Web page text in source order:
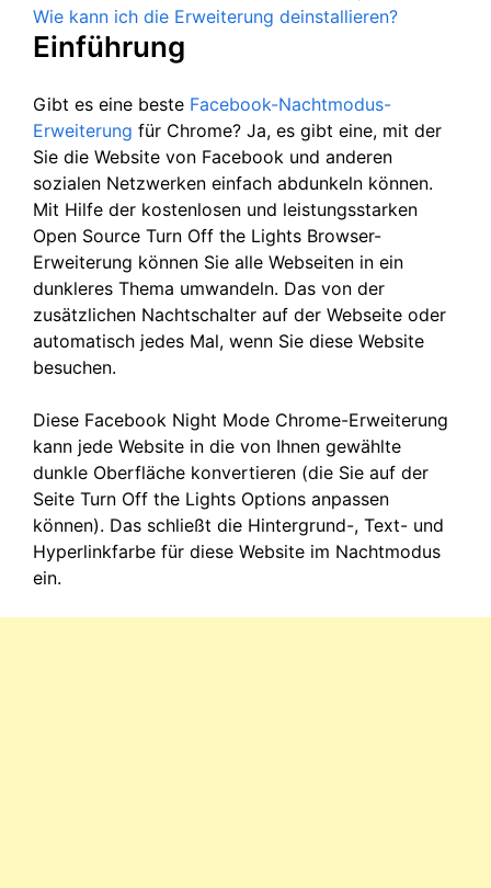
Wie kann ich die Erweiterung deinstallieren?
Einführung
Gibt es eine beste Facebook-Nachtmodus-
Erweiterung für Chrome? Ja, es gibt eine, mit der
Sie die Website von Facebook und anderen
sozialen Netzwerken einfach abdunkeln können.
Mit Hilfe der kostenlosen und leistungsstarken
Open Source Turn Off the Lights Browser-
Erweiterung können Sie alle Webseiten in ein
dunkleres Thema umwandeln. Das von der
zusätzlichen Nachtschalter auf der Webseite oder
automatisch jedes Mal, wenn Sie diese Website
besuchen.
Diese Facebook Night Mode Chrome-Erweiterung
kann jede Website in die von Ihnen gewählte
dunkle Oberfläche konvertieren (die Sie auf der
Seite Turn Off the Lights Options anpassen
können). Das schließt die Hintergrund-, Text- und
Hyperlinkfarbe für diese Website im Nachtmodus
ein.